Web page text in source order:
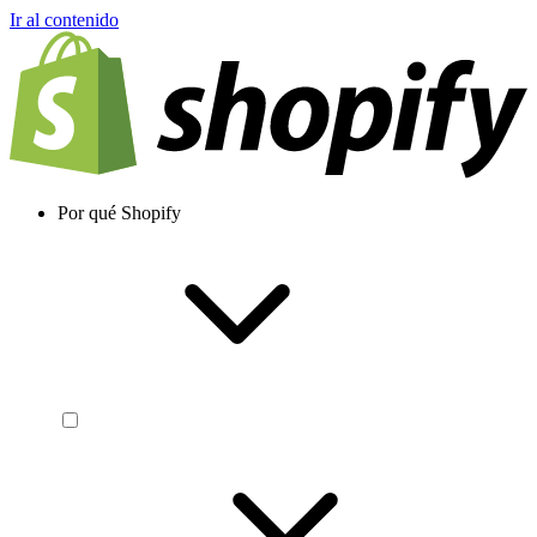
Ir al contenido
Por qué Shopify